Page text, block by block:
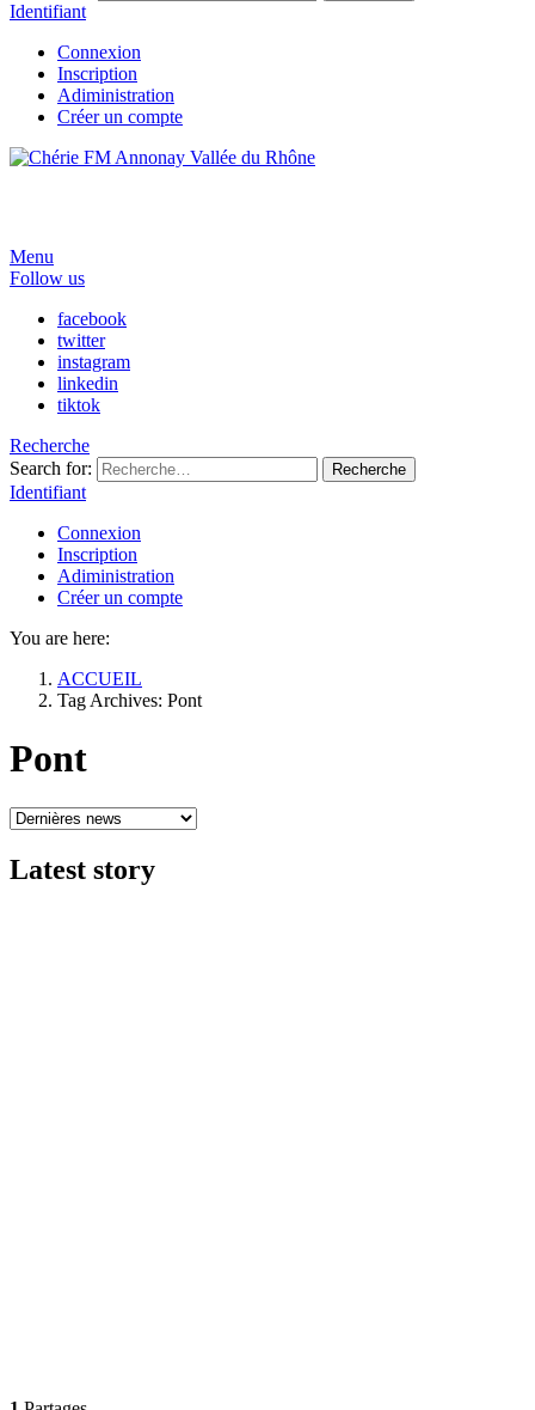
Identifiant
Connexion
Inscription
Adiministration
Créer un compte
Menu
Follow us
facebook
twitter
instagram
linkedin
tiktok
Recherche
Search for:
Recherche
Identifiant
Connexion
Inscription
Adiministration
Créer un compte
You are here:
ACCUEIL
Tag Archives: Pont
Pont
Latest story